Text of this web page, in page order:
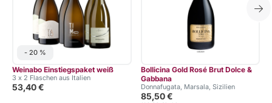
- 20 %
Weinabo Einstiegspaket weiß
3 x 2 Flaschen aus Italien
53,40 €
Bollicina Gold Rosé Brut Dolce &
Gabbana
Donnafugata, Marsala, Sizilien
85,50 €